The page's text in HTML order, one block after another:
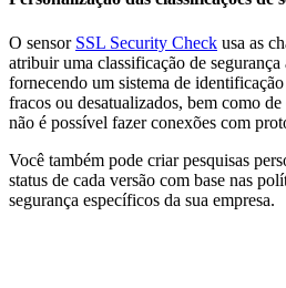
O sensor SSL Security Check usa as
atribuir uma classificação de segurança
fornecendo um sistema de
fracos ou desatualizados, bem como
não é possível fazer conexões com
Você também pode criar pesquisas
status de cada versão com base nas
segurança específicos da sua empresa.